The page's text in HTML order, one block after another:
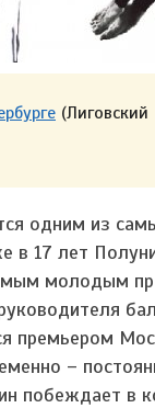
одним из
в 17 лет
молодым
премьером
–
побеждает в